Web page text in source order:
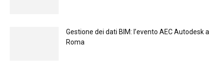
Gestione dei dati BIM: l’evento AEC Autodesk a
Roma